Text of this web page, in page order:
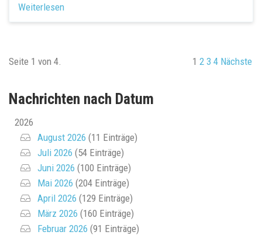
Weiterlesen
Seite 1 von 4. 1 2 3 4 Nächste
Nachrichten nach Datum
2026
August 2026 (11 Einträge)
Juli 2026 (54 Einträge)
Juni 2026 (100 Einträge)
Mai 2026 (204 Einträge)
April 2026 (129 Einträge)
März 2026 (160 Einträge)
Februar 2026 (91 Einträge)